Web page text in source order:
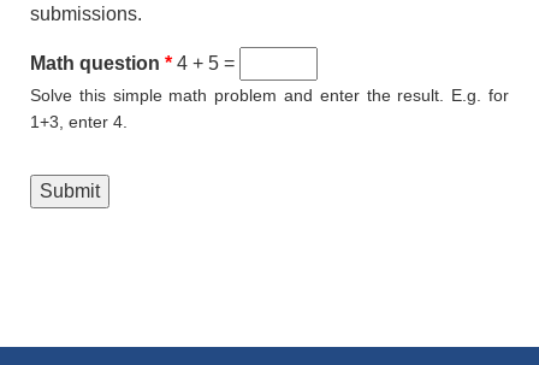
submissions.
Math question * 4 + 5 =
Solve this simple math problem and enter the result. E.g. for
1+3, enter 4.